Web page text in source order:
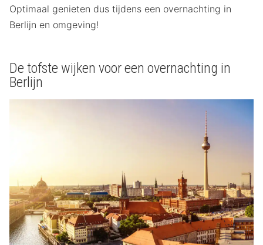
Optimaal genieten dus tijdens een overnachting in
Berlijn en omgeving!
De tofste wijken voor een overnachting in
Berlijn